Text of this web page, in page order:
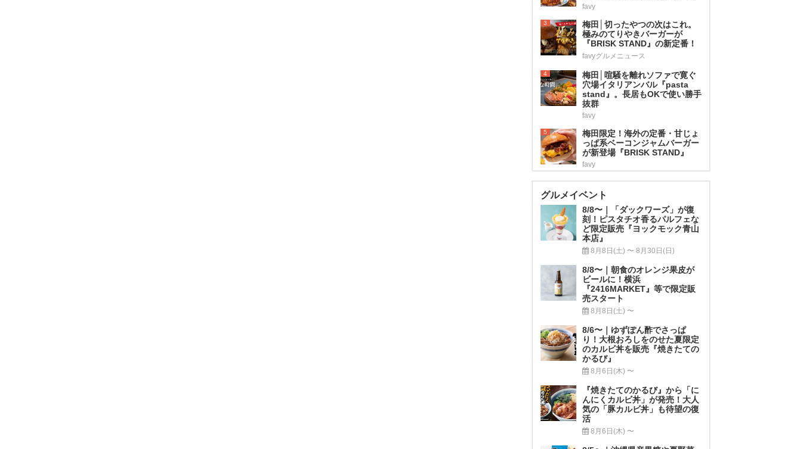
favy
3
梅田│切ったやつの次はこれ。
極みのてりやきバーガーが
『BRISK STAND』の新定番！
favyグルメニュース
4
梅田│喧騒を離れソファで寛ぐ
穴場イタリアンバル『pasta
stand』。長居もOKで使い勝手
抜群
favy
5
梅田限定！海外の定番・甘じょ
っぱ系ベーコンジャムバーガー
が新登場『BRISK STAND』
favy
グルメイベント
8/8〜｜「ダックワーズ」が復
刻！ピスタチオ香るパルフェな
ど限定販売『ヨックモック青山
本店』
8月8日(土) 〜 8月30日(日)
8/8〜｜朝食のオレンジ果皮が
ビールに！横浜
『2416MARKET』等で限定販
売スタート
8月8日(土) 〜
8/6〜｜ゆずぽん酢でさっぱ
り！大根おろしをのせた夏限定
のカルビ丼を販売『焼きたての
かるび』
8月6日(木) 〜
『焼きたてのかるび』から「に
んにくカルビ丼」が発売！大人
気の「豚カルビ丼」も待望の復
活
8月6日(木) 〜